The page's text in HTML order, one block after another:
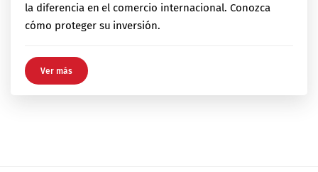
la diferencia en el comercio internacional. Conozca
cómo proteger su inversión.
Ver más